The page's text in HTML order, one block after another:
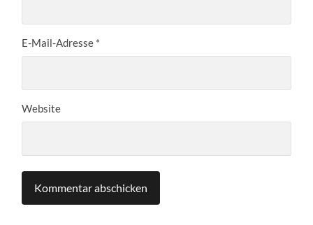
E-Mail-Adresse *
Website